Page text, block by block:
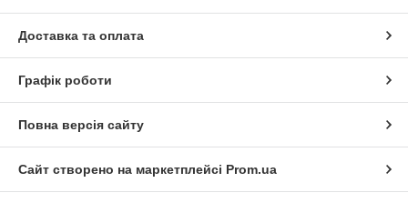
Доставка та оплата
Графік роботи
Повна версія сайту
Сайт створено на маркетплейсі Prom.ua